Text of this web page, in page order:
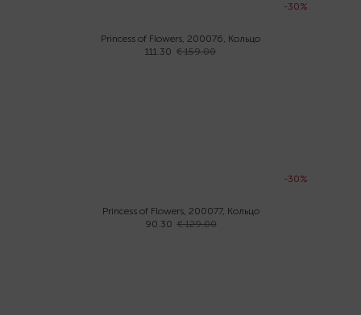
-30%
Princess of Flowers, 200076, Кольцо
111.30 € 159.00
-30%
Princess of Flowers, 200077, Кольцо
90.30 € 129.00